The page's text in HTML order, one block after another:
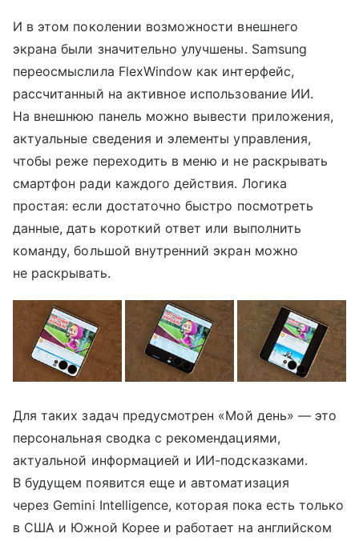
И в этом поколении возможности внешнего
экрана были значительно улучшены. Samsung
переосмыслила FlexWindow как интерфейс,
рассчитанный на активное использование ИИ.
На внешнюю панель можно вывести приложения,
актуальные сведения и элементы управления,
чтобы реже переходить в меню и не раскрывать
смартфон ради каждого действия. Логика
простая: если достаточно быстро посмотреть
данные, дать короткий ответ или выполнить
команду, большой внутренний экран можно
не раскрывать.
Для таких задач предусмотрен «Мой день» — это
персональная сводка с рекомендациями,
актуальной информацией и ИИ-подсказками.
В будущем появится еще и автоматизация
через Gemini Intelligence, которая пока есть только
в США и Южной Корее и работает на английском